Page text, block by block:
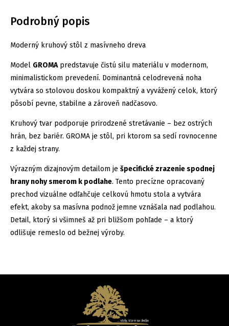
Podrobný popis
Moderný kruhový stôl z masívneho dreva
Model GROMApredstavuje čistú silu materiálu v modernom,
minimalistickom prevedení. Dominantná celodrevená noha
vytvára so stolovou doskou kompaktný a vyvážený celok, ktorý
pôsobí pevne, stabilne a zároveň nadčasovo.
Kruhový tvar podporuje prirodzené stretávanie – bez ostrých
hrán, bez bariér. GROMA je stôl, pri ktorom sa sedí rovnocenne
z každej strany.
Výrazným dizajnovým detailom je špecifické zrazenie spodnej
hrany nohy smerom k podlahe. Tento precízne opracovaný
prechod vizuálne odľahčuje celkovú hmotu stola a vytvára
efekt, akoby sa masívna podnož jemne vznášala nad podlahou.
Detail, ktorý si všimneš až pri bližšom pohľade – a ktorý
odlišuje remeslo od bežnej výroby.